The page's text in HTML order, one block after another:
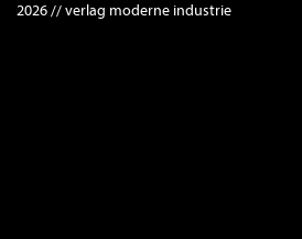
2026 // verlag moderne industrie